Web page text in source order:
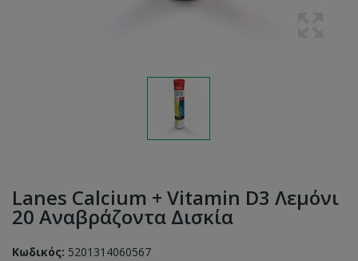
Lanes Calcium + Vitamin D3 Λεμόνι
20 Αναβράζοντα Δισκία
Κωδικός: 5201314060567